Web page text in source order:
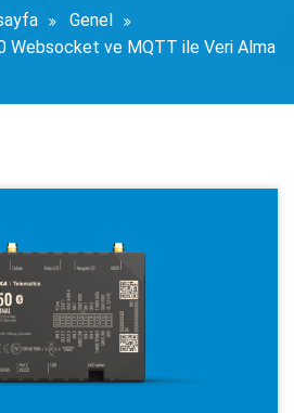
Genel
Websocket ve MQTT ile Veri Alma